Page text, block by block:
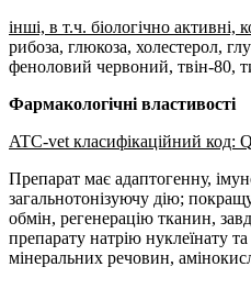
інші, в т.ч. біологічно активні,
рибоза, глюкоза, холестерол,
феноловий червоний, твін-80,
Фармакологічні властивості
ATC-vet класифікаційний код:
Препарат має адаптогенну,
загальнотонізуючу дію;
обмін, регенерацію тканин,
препарату натрію нуклеїнату
мінеральних речовин,